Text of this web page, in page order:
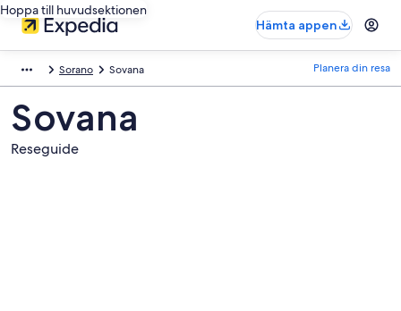
Hoppa till huvudsektionen
Hämta appen
Sorano Sovana Planera din resa
Sovana
Reseguide